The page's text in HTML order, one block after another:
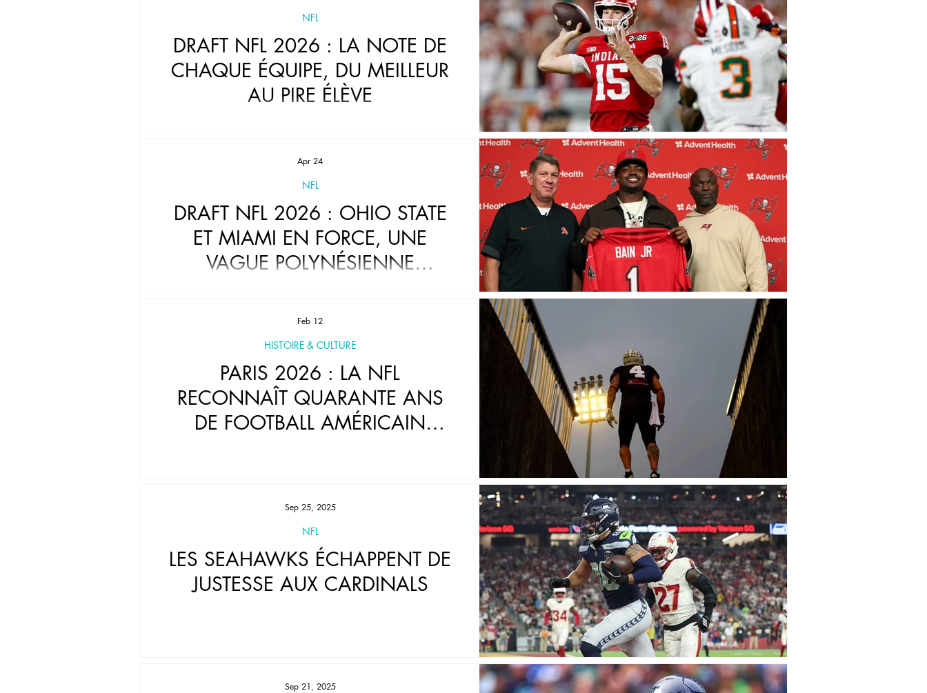
DRAFT NFL 2026 : LA NOTE DE
CHAQUE ÉQUIPE, DU MEILLEUR
AU PIRE ÉLÈVE
NFL
DRAFT NFL 2026 : OHIO STATE
ET MIAMI EN FORCE, UNE
VAGUE POLYNÉSIENNE
CANADIEN AKHEEM MESIDOR
NFL
Apr 24
PARIS 2026 : LA NFL
RECONNAÎT QUARANTE ANS
DE FOOTBALL AMÉRICAIN
HISTOIRE & CULTURE
Feb 12
LES SEAHAWKS ÉCHAPPENT DE
JUSTESSE AUX CARDINALS
NFL
Sep 25, 2025
Sep 21, 2025